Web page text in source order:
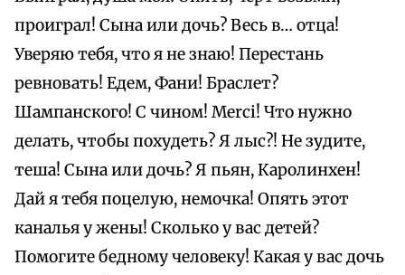
проиграл! Сына или дочь? Весь в… отца!
Уверяю тебя, что я не знаю! Перестань
ревновать! Едем, Фани! Браслет?
Шампанского! С чином! Merci! Что нужно
делать, чтобы похудеть? Я лыс?! Не зудите,
теша! Сына или дочь? Я пьян, Каролинхен!
Дай я тебя поцелую, немочка! Опять этот
каналья у жены! Сколько у вас детей?
Помогите бедному человеку! Какая у вас дочь